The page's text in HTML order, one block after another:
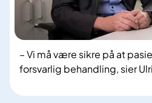
– Vi må være sikre på at
forsvarlig behandling, sier